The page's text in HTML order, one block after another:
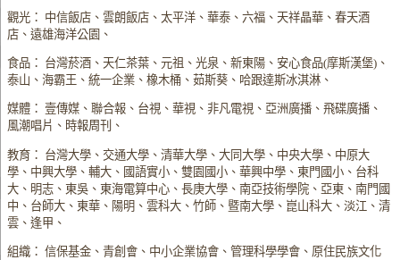
觀光： 中信飯店、雲朗飯店、太平洋、華泰、六福、天祥晶華、春天酒
店、遠雄海洋公園、
食品： 台灣菸酒、天仁茶葉、元祖、光泉、新東陽、安心食品(摩斯漢堡)、
泰山、海霸王、統一企業、橡木桶、茹斯葵、哈跟達斯冰淇淋、
媒體： 壹傳媒、聯合報、台視、華視、非凡電視、亞洲廣播、飛碟廣播、
風潮唱片、時報周刊、
教育： 台灣大學、交通大學、清華大學、大同大學、中央大學、中原大
學、中興大學、輔大、國語實小、雙園國小、華興中學、東門國小、台科
大、明志、東吳、東海電算中心、長庚大學、南亞技術學院、亞東、南門國
中、台師大、東華、陽明、雲科大、竹師、暨南大學、崑山科大、淡江、清
雲、逢甲、
組織： 信保基金、青創會、中小企業協會、管理科學學會、原住民族文化